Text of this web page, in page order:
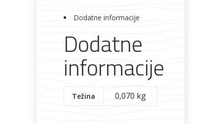
Dodatne informacije
Dodatne
informacije
Težina 0,070 kg